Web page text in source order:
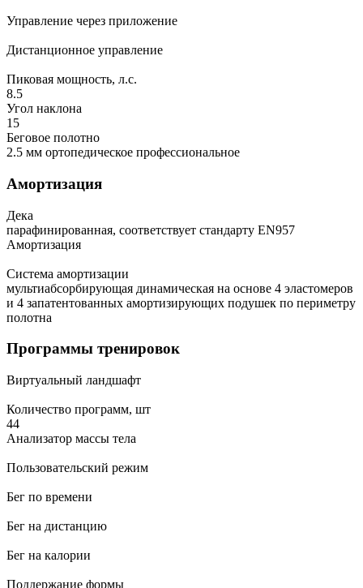
Управление через приложение
Дистанционное управление
Пиковая мощность, л.с.
8.5
Угол наклона
15
Беговое полотно
2.5 мм ортопедическое профессиональное
Амортизация
Дека
парафинированная, соответствует стандарту EN957
Амортизация
Система амортизации
мультиабсорбирующая динамическая на основе 4 эластомеров
и 4 запатентованных амортизирующих подушек по периметру
полотна
Программы тренировок
Виртуальный ландшафт
Количество программ, шт
44
Анализатор массы тела
Пользовательский режим
Бег по времени
Бег на дистанцию
Бег на калории
Поддержание формы